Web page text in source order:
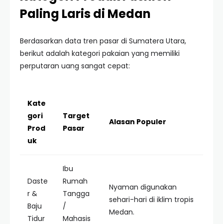
Paling Laris di Medan
Berdasarkan data tren pasar di Sumatera Utara,
berikut adalah kategori pakaian yang memiliki
perputaran uang sangat cepat:
Kate
gori
Prod
uk
Target
Pasar
Alasan Populer
Daste
r &
Baju
Tidur
Ibu
Rumah
Tangga
/
Mahasis
Nyaman digunakan
sehari-hari di iklim tropis
Medan.